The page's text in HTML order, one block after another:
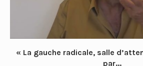
« La gauche radicale, salle
par...